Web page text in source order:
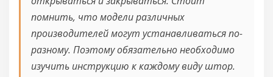
помнить, что модели различных
производителей могут устанавливаться по-
разному. Поэтому обязательно необходимо
изучить инструкцию к каждому виду штор.